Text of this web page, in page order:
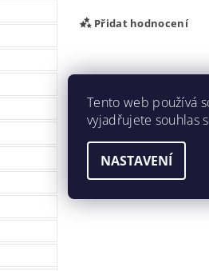
Přidat hodnocení
Tento web používá
vyjadřujete souhlas
NASTAVENÍ